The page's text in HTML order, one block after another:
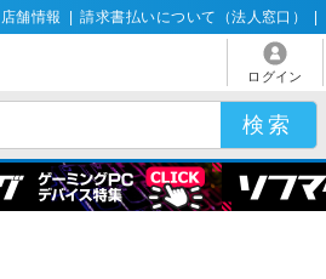
店舗情報 請求書払いについて（法人窓口）
ログイン